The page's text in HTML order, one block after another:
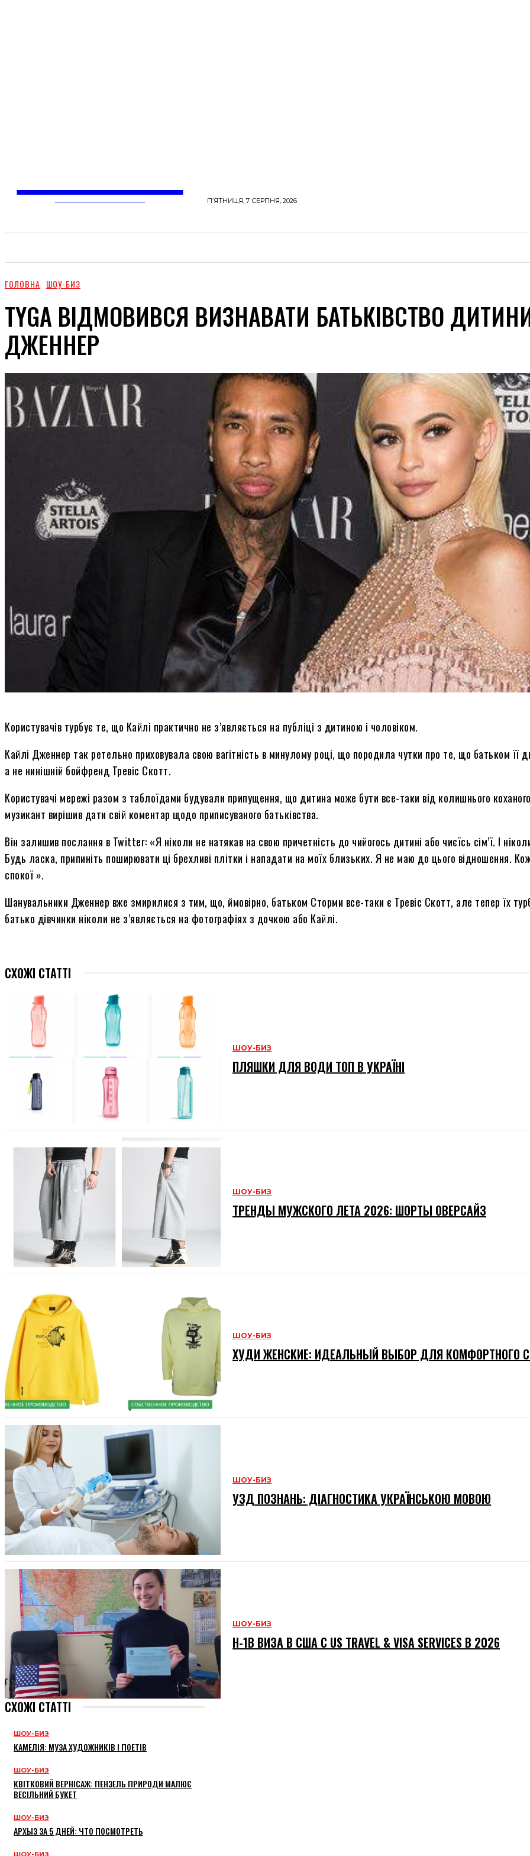
П’ЯТНИЦЯ, 7 СЕРПНЯ, 2026
ГОЛОВНА ШОУ-БИЗ
TYGA ВІДМОВИВСЯ ВИЗНАВАТИ БАТЬКІВСТВО
ДЖЕННЕР
Користувачів турбує те, що Кайлі практично не з’являється на публіці з дитиною і чоловіком.
Кайлі Дженнер так ретельно приховувала свою вагітність в минулому році, що породила чутки про те, що батьком її
а не нинішній бойфренд Тревіс Скотт.
Користувачі мережі разом з таблоїдами будували припущення, що дитина може бути все-таки від колишнього
музикант вирішив дати свій коментар щодо приписуваного батьківства.
Він залишив послання в Twitter: «Я ніколи не натякав на свою причетність до чийогось дитині або чиєїсь сім’ї. І
Будь ласка, припиніть поширювати ці брехливі плітки і нападати на моїх близьких. Я не маю до цього відношення.
спокої ».
Шанувальники Дженнер вже змирилися з тим, що, ймовірно, батьком Сторми все-таки є Тревіс Скотт, але тепер їх
батько дівчинки ніколи не з’являється на фотографіях з дочкою або Кайлі.
СХОЖІ СТАТТІ
ШОУ-БИЗ
ПЛЯШКИ ДЛЯ ВОДИ ТОП В УКРАЇНІ
ШОУ-БИЗ
ТРЕНДЫ МУЖСКОГО ЛЕТА 2026: ШОРТЫ ОВЕРСАЙЗ
ШОУ-БИЗ
ХУДИ ЖЕНСКИЕ: ИДЕАЛЬНЫЙ ВЫБОР ДЛЯ КОМФОРТНОГО
ШОУ-БИЗ
УЗД ПОЗНАНЬ: ДІАГНОСТИКА УКРАЇНСЬКОЮ МОВОЮ
ШОУ-БИЗ
H-1B ВИЗА В США С US TRAVEL & VISA SERVICES В 2026
СХОЖІ СТАТТІ
ШОУ-БИЗ
КАМЕЛІЯ: МУЗА ХУДОЖНИКІВ І ПОЕТІВ
ШОУ-БИЗ
КВІТКОВИЙ ВЕРНІСАЖ: ПЕНЗЕЛЬ ПРИРОДИ МАЛЮЄ
ВЕСІЛЬНИЙ БУКЕТ
ШОУ-БИЗ
АРХЫЗ ЗА 5 ДНЕЙ: ЧТО ПОСМОТРЕТЬ
ШОУ-БИЗ